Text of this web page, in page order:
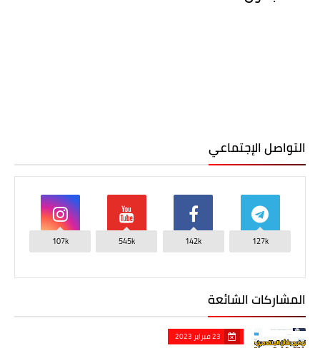
التواصل الإجتماعي
127k
142k
545k
107k
المشاركات الشائعة
23 فبراير 2023